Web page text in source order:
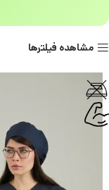
مشاهده فیلترها